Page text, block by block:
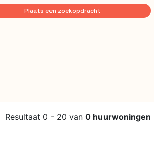
Plaats een zoekopdracht
Resultaat 0 - 20 van 0 huurwoningen